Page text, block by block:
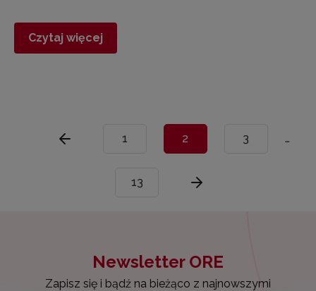
Czytaj więcej
1 2 3 …
13
Newsletter ORE
Zapisz się i bądź na bieżąco z najnowszymi